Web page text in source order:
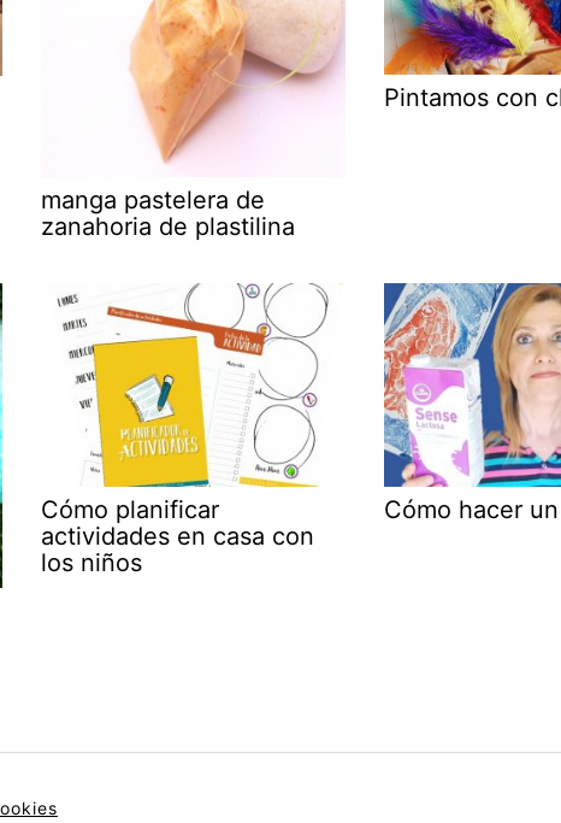
manga pastelera de
zanahoria de plastilina
Pintamos con
Cómo planificar
actividades en casa con
los niños
Cómo hacer